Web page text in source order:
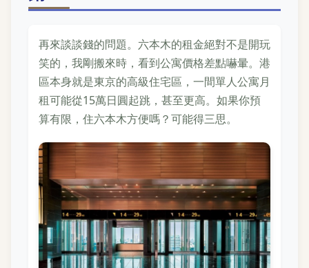
再來談談錢的問題。六本木的租金絕對不是開玩
笑的，我剛搬來時，看到公寓價格差點嚇暈。港
區本身就是東京的高級住宅區，一間單人公寓月
租可能從15萬日圓起跳，甚至更高。如果你預
算有限，住六本木方便嗎？可能得三思。